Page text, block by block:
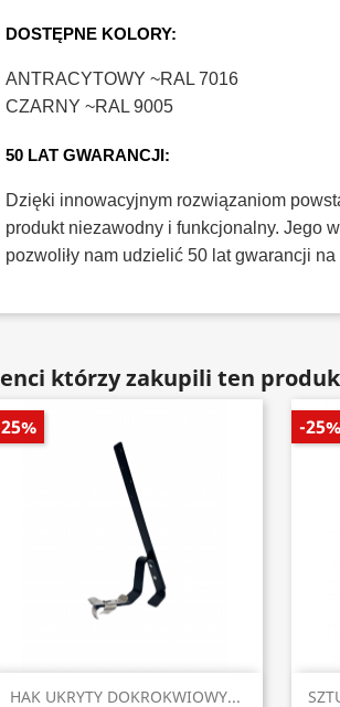
DOSTĘPNE KOLORY:
ANTRACYTOWY ~RAL 7016
CZARNY ~RAL 9005
50 LAT GWARANCJI:
Dzięki innowacyjnym rozwiązaniom
produkt niezawodny i funkcjonalny. Jego
pozwoliły nam udzielić 50 lat gwarancji
którzy zakupili ten
HAK UKRYTY DOKROKWIOWY...
Szybki podgląd
-25%